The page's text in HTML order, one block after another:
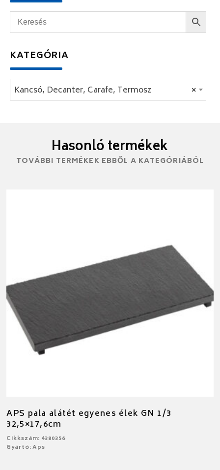
KATEGÓRIA
×
Kancsó, Decanter, Carafe, Termosz
Hasonló termékek
TOVÁBBI TERMÉKEK EBBŐL A KATEGÓRIÁBÓL
APS pala alátét egyenes élek GN 1/3
32,5×17,6cm
Cikkszám: 4380356
Gyártó: Aps